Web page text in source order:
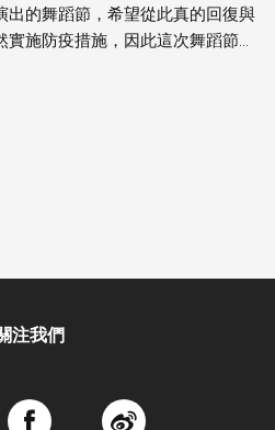
的舞蹈節，希望從此真的回復與
施防疫措施，因此這次舞蹈節的
最壞》及以色列的《異想客
注我們